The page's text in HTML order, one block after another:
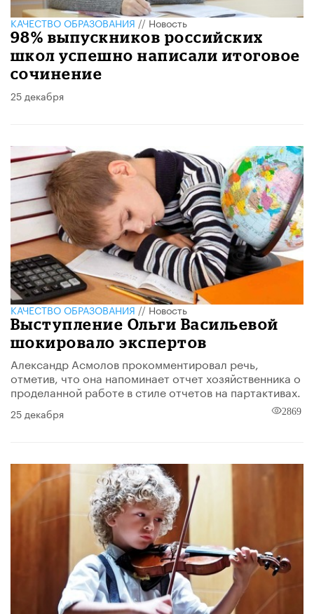
КАЧЕСТВО ОБРАЗОВАНИЯ//Новость
98% выпускников российских
школ успешно написали итоговое
сочинение
25 декабря
КАЧЕСТВО ОБРАЗОВАНИЯ//Новость
Выступление Ольги Васильевой
шокировало экспертов
Александр Асмолов прокомментировал речь,
отметив, что она напоминает отчет хозяйственника о
проделанной работе в стиле отчетов на партактивах.
25 декабря 2869